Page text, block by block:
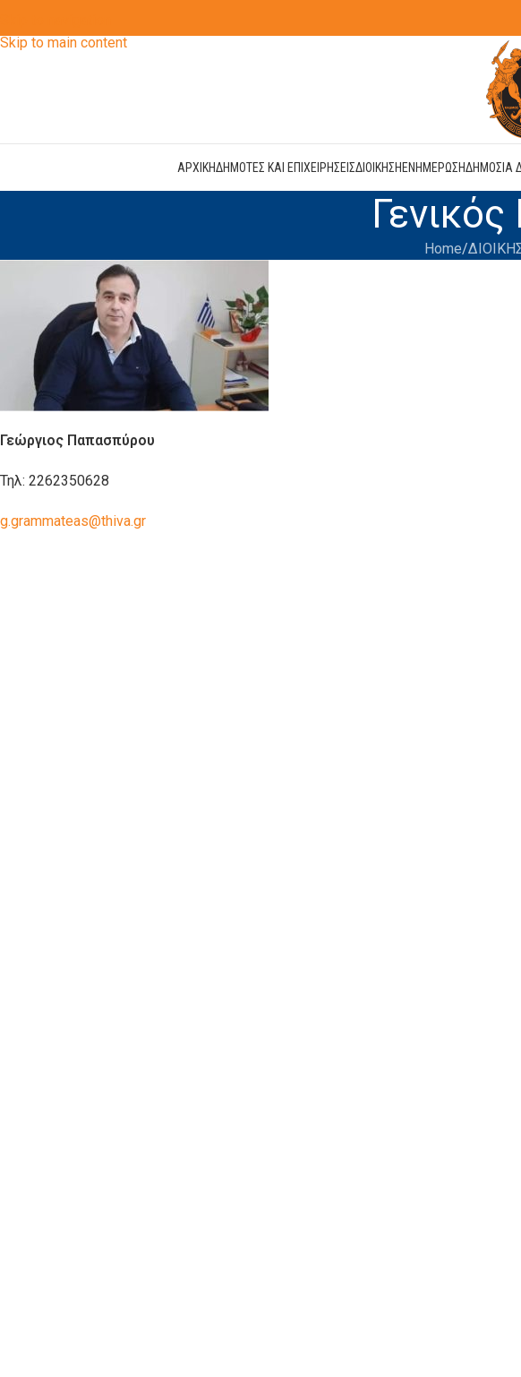
Skip to main content
ΑΡΧΙΚΗΔΗΜΟΤΕΣ ΚΑΙ ΕΠΙΧΕΙΡΗΣΕΙΣΔΙΟΙΚΗΣΗΕΝΗΜΕΡΩΣΗΔΗΜΟΣΙΑ
Home
Γεώργιος Παπασπύρου
Τηλ: 2262350628
g.grammateas@thiva.gr